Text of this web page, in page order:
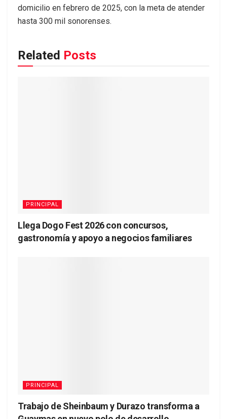
domicilio en febrero de 2025, con la meta de atender
hasta 300 mil sonorenses.
Related Posts
PRINCIPAL
Llega Dogo Fest 2026 con concursos,
gastronomía y apoyo a negocios familiares
PRINCIPAL
Trabajo de Sheinbaum y Durazo transforma a